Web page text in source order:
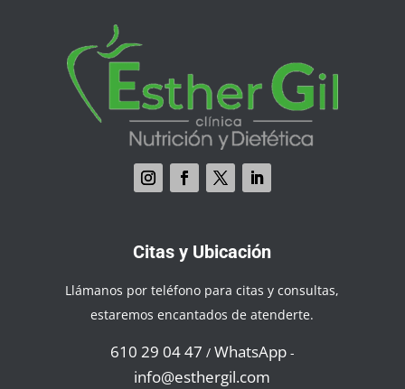
Citas y Ubicación
Llámanos por teléfono para citas y consultas,
estaremos encantados de atenderte.
610 29 04 47 / WhatsApp-
info@esthergil.com